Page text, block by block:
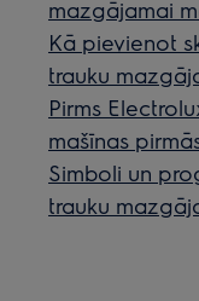
mazgājamai
Kā pievienot
trauku
Pirms
mašīnas
Simboli un
trauku